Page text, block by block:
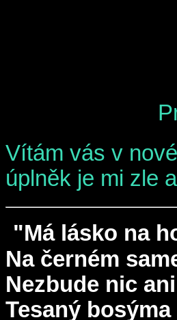
Vítám vás v
úplněk je mi zle
"Má lásko na
Na černém
Nezbude nic
Tesaný